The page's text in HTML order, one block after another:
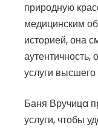
природную
медицинским
историей, она
услуги высшего
Баня Вручицa
услуги, чтобы